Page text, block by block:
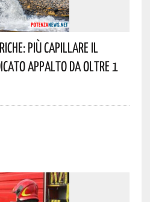
Più Capillare Il
Appalto Da Oltre 1